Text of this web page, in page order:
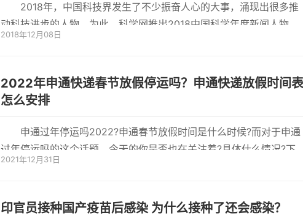
2018年，中国科技界发生了不少振奋人心的大事，涌现出很多推
动科技进步的人物。为此，科学网推出2018中国科学年度新闻人物评
选，向那些对中
2018年12月08日
2022年申通快递春节放假停运吗？申通快递放假时间表
怎么安排
申通过年停运吗2022?申通春节放假时间是什么时候?而对于申通
过年停运吗的这个话题，今天的你是否也在关注着?具体什么情况?下
面跟小编一起来
2021年12月31日
印官员接种国产疫苗后感染 为什么接种了还会感染？